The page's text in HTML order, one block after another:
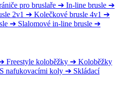
pro bruslaře ➔ In-line brusle ➔
2v1 ➔ Kolečkové brusle 4v1 ➔
➔ Slalomové in-line brusle ➔
Freestyle koloběžky ➔ Koloběžky
S nafukovacími koly ➔ Skládací